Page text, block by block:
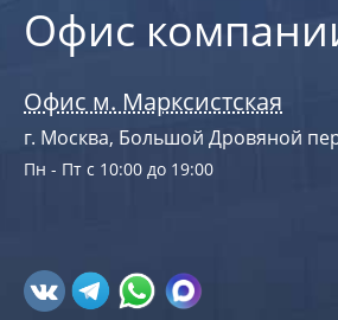
Офис
Офис м. Марксистская
г. Москва, Большой Дровяной
Пн - Пт с 10:00 до 19:00